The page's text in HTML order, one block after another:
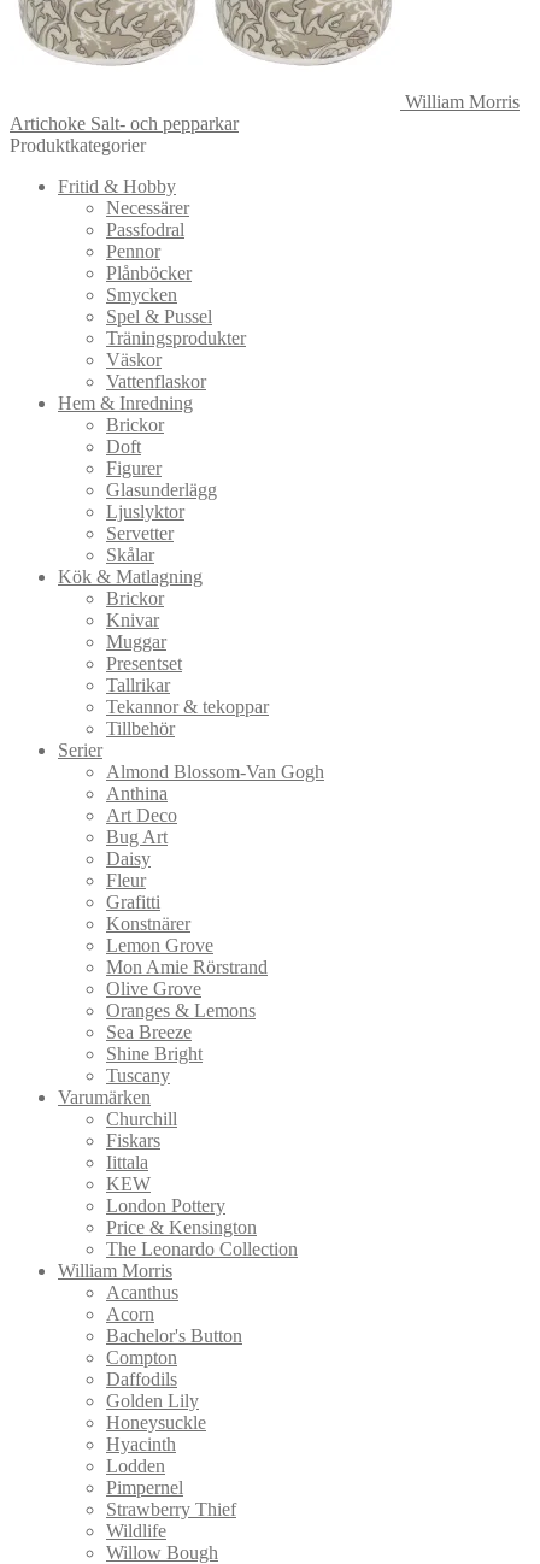
William Morris
Artichoke Salt- och pepparkar
Produktkategorier
Fritid & Hobby
Necessärer
Passfodral
Pennor
Plånböcker
Smycken
Spel & Pussel
Träningsprodukter
Väskor
Vattenflaskor
Hem & Inredning
Brickor
Doft
Figurer
Glasunderlägg
Ljuslyktor
Servetter
Skålar
Kök & Matlagning
Brickor
Knivar
Muggar
Presentset
Tallrikar
Tekannor & tekoppar
Tillbehör
Serier
Almond Blossom-Van Gogh
Anthina
Art Deco
Bug Art
Daisy
Fleur
Grafitti
Konstnärer
Lemon Grove
Mon Amie Rörstrand
Olive Grove
Oranges & Lemons
Sea Breeze
Shine Bright
Tuscany
Varumärken
Churchill
Fiskars
Iittala
KEW
London Pottery
Price & Kensington
The Leonardo Collection
William Morris
Acanthus
Acorn
Bachelor's Button
Compton
Daffodils
Golden Lily
Honeysuckle
Hyacinth
Lodden
Pimpernel
Strawberry Thief
Wildlife
Willow Bough